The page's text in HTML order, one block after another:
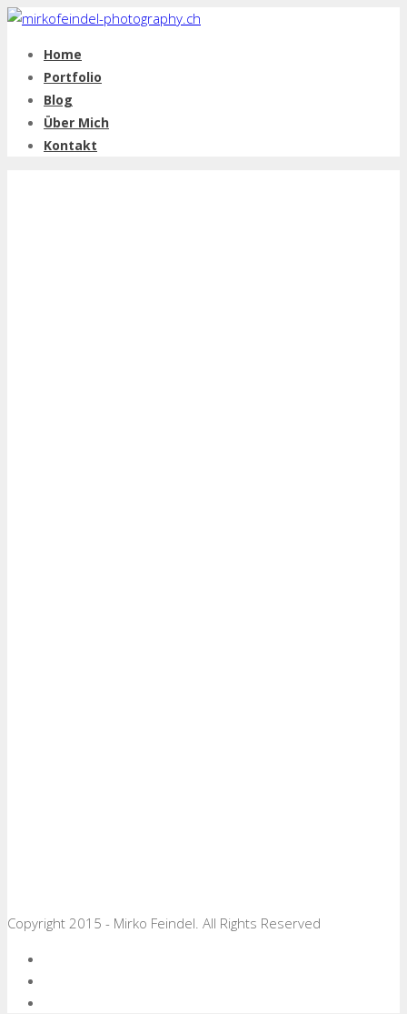
Home
Portfolio
Blog
Über Mich
Kontakt
Copyright 2015 - Mirko Feindel. All Rights Reserved